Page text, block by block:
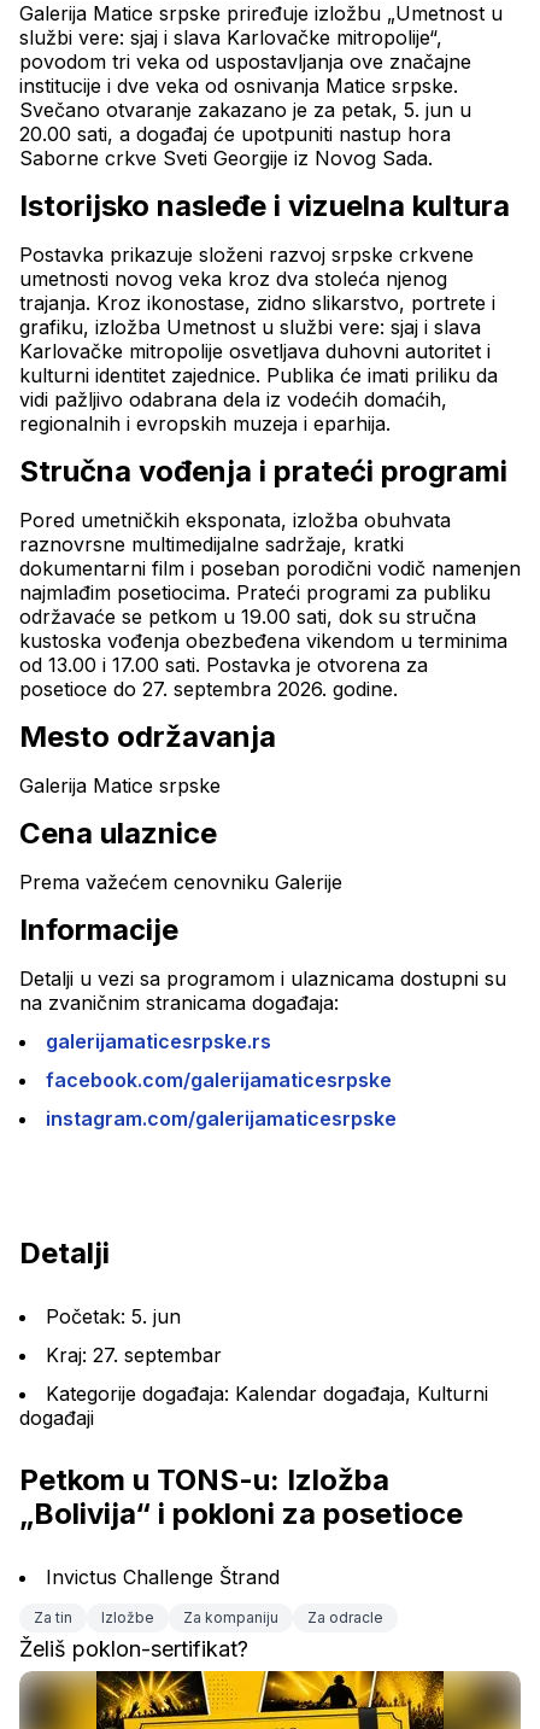
Galerija Matice srpske priređuje izložbu „Umetnost u
službi vere: sjaj i slava Karlovačke mitropolije“,
povodom tri veka od uspostavljanja ove značajne
institucije i dve veka od osnivanja Matice srpske.
Svečano otvaranje zakazano je za petak, 5. jun u
20.00 sati, a događaj će upotpuniti nastup hora
Saborne crkve Sveti Georgije iz Novog Sada.
Istorijsko nasleđe i vizuelna kultura
Postavka prikazuje složeni razvoj srpske crkvene
umetnosti novog veka kroz dva stoleća njenog
trajanja. Kroz ikonostase, zidno slikarstvo, portrete i
grafiku, izložba Umetnost u službi vere: sjaj i slava
Karlovačke mitropolije osvetljava duhovni autoritet i
kulturni identitet zajednice. Publika će imati priliku da
vidi pažljivo odabrana dela iz vodećih domaćih,
regionalnih i evropskih muzeja i eparhija.
Stručna vođenja i prateći programi
Pored umetničkih eksponata, izložba obuhvata
raznovrsne multimedijalne sadržaje, kratki
dokumentarni film i poseban porodični vodič namenjen
najmlađim posetiocima. Prateći programi za publiku
održavaće se petkom u 19.00 sati, dok su stručna
kustoska vođenja obezbeđena vikendom u terminima
od 13.00 i 17.00 sati. Postavka je otvorena za
posetioce do 27. septembra 2026. godine.
Mesto održavanja
Galerija Matice srpske
Cena ulaznice
Prema važećem cenovniku Galerije
Informacije
Detalji u vezi sa programom i ulaznicama dostupni su
na zvaničnim stranicama događaja:
galerijamaticesrpske.rs
facebook.com/galerijamaticesrpske
instagram.com/galerijamaticesrpske
Detalji
Početak: 5. jun
Kraj: 27. septembar
Kategorije događaja: Kalendar događaja, Kulturni
događaji
Petkom u TONS-u: Izložba
„Bolivija“ i pokloni za posetioce
Invictus Challenge Štrand
Za tin Izložbe Za kompaniju Za odracle
Želiš poklon-sertifikat?